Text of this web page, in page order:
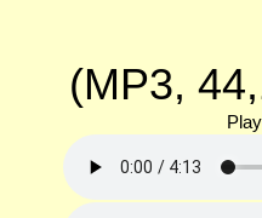
(MP3,
Play